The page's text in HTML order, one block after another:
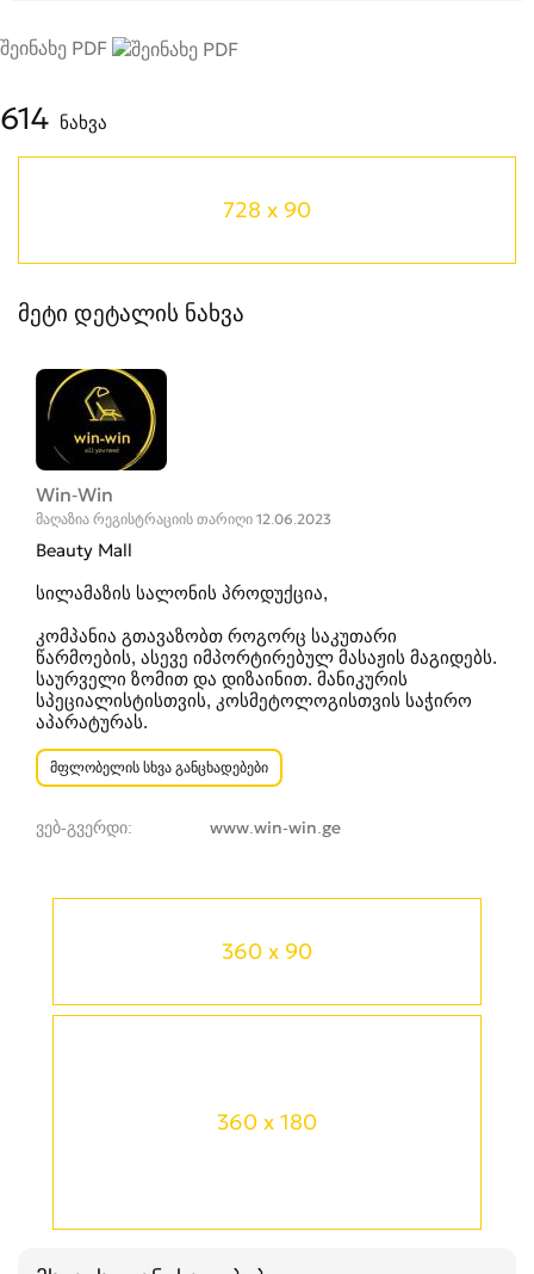
360 x 90
360 x 180
შეინახე PDF
614 ნახვა
728 x 90
მეტი დეტალის ნახვა
Win-Win
მაღაზია რეგისტრაციის თარიღი 12.06.2023
Beauty Mall
სილამაზის სალონის პროდუქცია,
კომპანია გთავაზობთ როგორც საკუთარი
წარმოების, ასევე იმპორტირებულ მასაჟის მაგიდებს.
საურველი ზომით და დიზაინით. მანიკურის
სპეციალისტისთვის, კოსმეტოლოგისთვის საჭირო
აპარატურას.
მფლობელის სხვა განცხადებები
ვებ-გვერდი www.win-win.ge